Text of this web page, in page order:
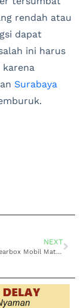
rendah atau
dapat
ini harus
karena
Surabaya
NEXT
Tanda-Tanda Gearbox Mobil Matic Bermasalah: Jangan Abaikan!